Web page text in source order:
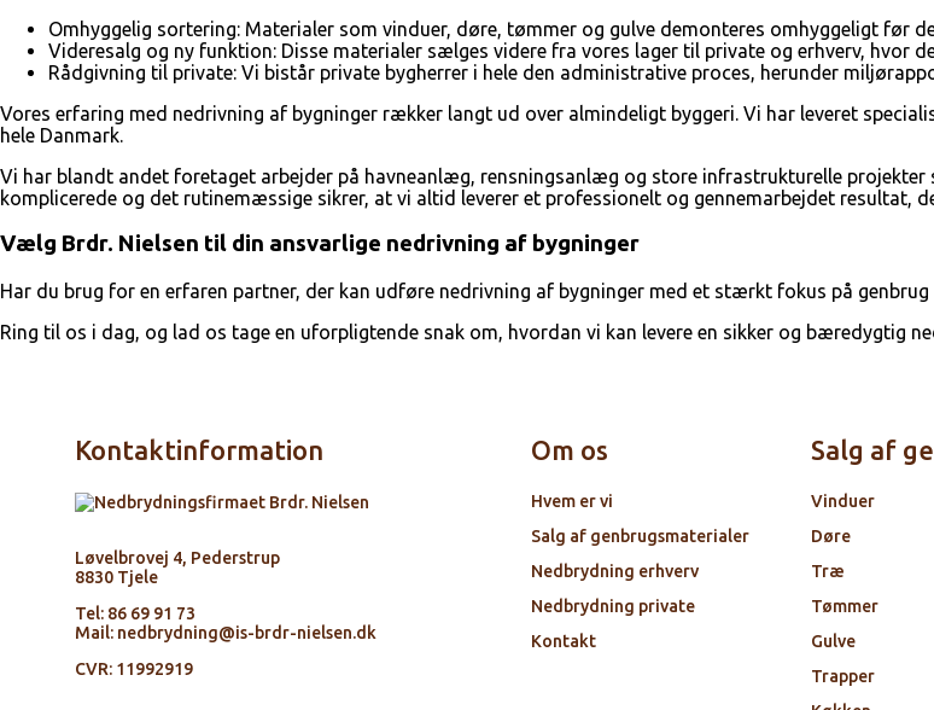
Omhyggelig sortering: Materialer som vinduer, døre, tømmer og gulve demonteres omhyggeligt før
Videresalg og ny funktion: Disse materialer sælges videre fra vores lager til private og erhverv, hvor
Rådgivning til private: Vi bistår private bygherrer i hele den administrative proces, herunder
Vores erfaring med nedrivning af bygninger rækker langt ud over almindeligt byggeri. Vi har leveret
hele Danmark.
Vi har blandt andet foretaget arbejder på havneanlæg, rensningsanlæg og store infrastrukturelle
komplicerede og det rutinemæssige sikrer, at vi altid leverer et professionelt og gennemarbejdet resultat,
Vælg Brdr. Nielsen til din ansvarlige nedrivning af bygninger
Har du brug for en erfaren partner, der kan udføre nedrivning af bygninger med et stærkt fokus på
Ring til os i dag, og lad os tage en uforpligtende snak om, hvordan vi kan levere en sikker og bæredygtig
Kontaktinformation
Løvelbrovej 4, Pederstrup
8830 Tjele
Tel: 86 69 91 73
Mail: nedbrydning@is-brdr-nielsen.dk
CVR: 11992919
Om os
Hvem er vi
Salg af genbrugsmaterialer
Nedbrydning erhverv
Nedbrydning private
Kontakt
Salg af
Vinduer
Døre
Træ
Tømmer
Gulve
Trapper